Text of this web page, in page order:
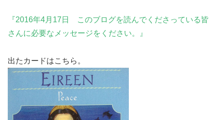
『2016年4月17日 このブログを読んでくださっている皆
さんに必要なメッセージをください。』
出たカードはこちら。